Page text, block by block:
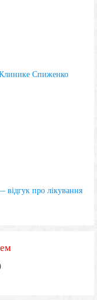
Спиженко
відгук про лікування